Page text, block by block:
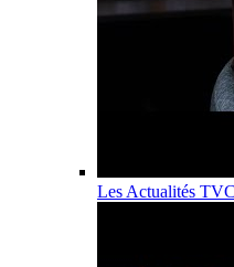
Les Actualités